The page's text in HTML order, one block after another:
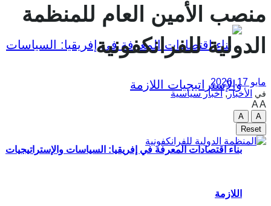
بناء اقتصادات المعرفة في إفريقيا: السياسات والإستراتيجيات
اللازمة
منصب الأمين العام للمنظمة
الدولية للفرانكفونية
مايو 17, 2026
في الأخبار,أخبار سياسية
AA
A
A
Reset